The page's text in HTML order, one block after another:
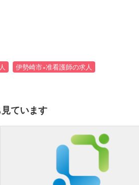
伊勢崎市×准看護師の求人
ています